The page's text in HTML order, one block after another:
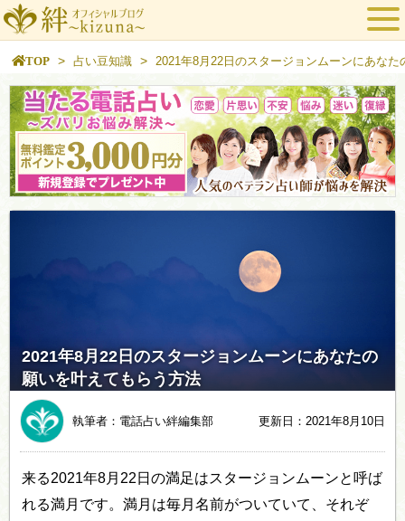
TOP > 占い豆知識 > 2021年8月22日のスタージョンムーンにあな
2021年8月22日のスタージョンムーンにあなたの
願いを叶えてもらう方法
執筆者：電話占い絆編集部 更新日：2021年8月10日
来る2021年8月22日の満足はスタージョンムーンと呼ば
れる満月です。満月は毎月名前がついていて、それぞ